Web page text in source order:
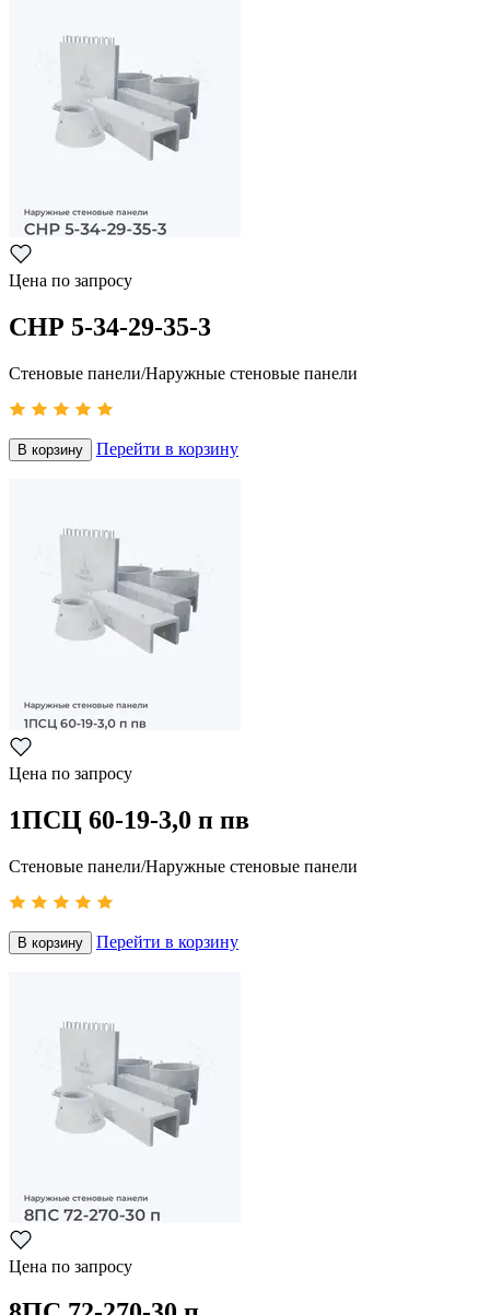
Цена по запросу
СНР 5-34-29-35-3
Стеновые панели/Наружные стеновые панели
В корзину Перейти в корзину
Цена по запросу
1ПСЦ 60-19-3,0 п пв
Стеновые панели/Наружные стеновые панели
В корзину Перейти в корзину
Цена по запросу